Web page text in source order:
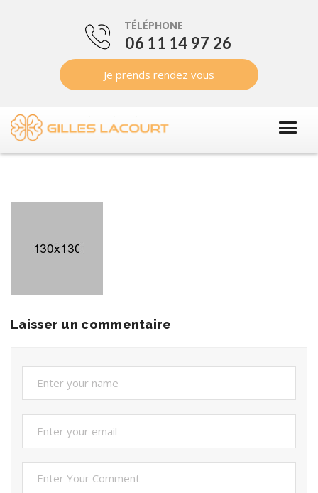
TÉLÉPHONE
06 11 14 97 26
Je prends rendez vous
Laisser un commentaire